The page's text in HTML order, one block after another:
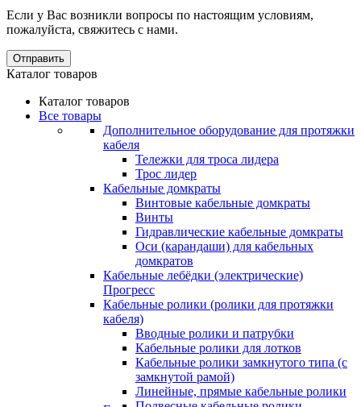
Если у Вас возникли вопросы по настоящим условиям,
пожалуйста, свяжитесь с нами.
Отправить
Каталог товаров
Каталог товаров
Все товары
Дополнительное оборудование для протяжки
кабеля
Тележки для троса лидера
Трос лидер
Кабельные домкраты
Винтовые кабельные домкраты
Винты
Гидравлические кабельные домкраты
Оси (карандаши) для кабельных
домкратов
Кабельные лебёдки (электрические)
Прогресс
Кабельные ролики (ролики для протяжки
кабеля)
Вводные ролики и патрубки
Кабельные ролики для лотков
Кабельные ролики замкнутого типа (с
замкнутой рамой)
Линейные, прямые кабельные ролики